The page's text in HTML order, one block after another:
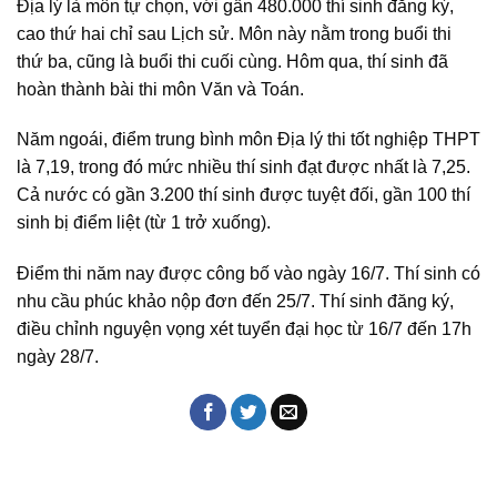
Địa lý là môn tự chọn, với gần 480.000 thí sinh đăng ký,
cao thứ hai chỉ sau Lịch sử. Môn này nằm trong buổi thi
thứ ba, cũng là buổi thi cuối cùng. Hôm qua, thí sinh đã
hoàn thành bài thi môn Văn và Toán.
Năm ngoái, điểm trung bình môn Địa lý thi tốt nghiệp THPT
là 7,19, trong đó mức nhiều thí sinh đạt được nhất là 7,25.
Cả nước có gần 3.200 thí sinh được tuyệt đối, gần 100 thí
sinh bị điểm liệt (từ 1 trở xuống).
Điểm thi năm nay được công bố vào ngày 16/7. Thí sinh có
nhu cầu phúc khảo nộp đơn đến 25/7. Thí sinh đăng ký,
điều chỉnh nguyện vọng xét tuyển đại học từ 16/7 đến 17h
ngày 28/7.